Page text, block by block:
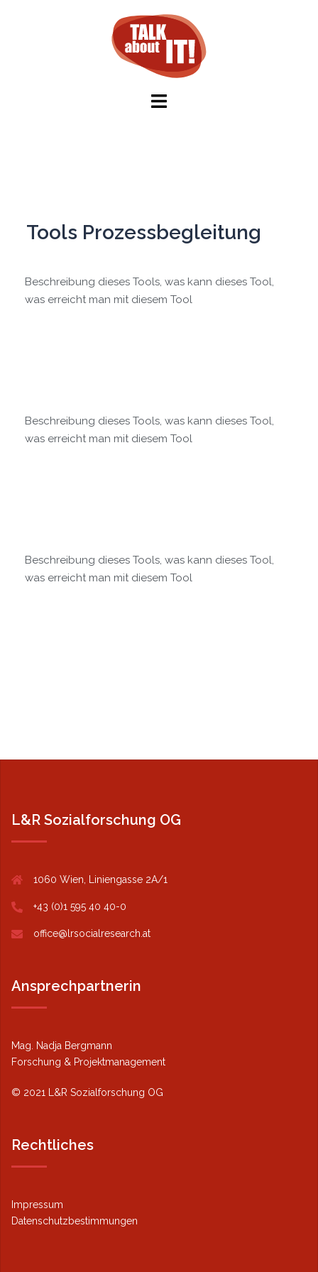
Tools Prozessbegleitung
Beschreibung dieses Tools, was kann dieses Tool,
was erreicht man mit diesem Tool
Beschreibung dieses Tools, was kann dieses Tool,
was erreicht man mit diesem Tool
Beschreibung dieses Tools, was kann dieses Tool,
was erreicht man mit diesem Tool
L&R Sozialforschung OG
1060 Wien, Liniengasse 2A/1
+43 (0)1 595 40 40-0
office@lrsocialresearch.at
Ansprechpartnerin
Mag. Nadja Bergmann
Forschung & Projektmanagement
© 2021 L&R Sozialforschung OG
Rechtliches
Impressum
Datenschutzbestimmungen